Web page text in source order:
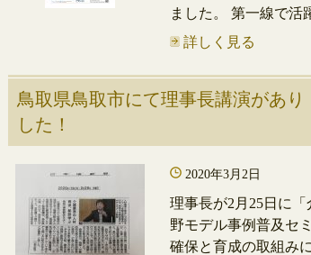
ました。 第一線で
詳しく見る
鳥取県鳥取市にて理事長講演があ
した！
2020年3月2日
理事長が2月25日に
野モデル事例普及セ
確保と育成の取組み